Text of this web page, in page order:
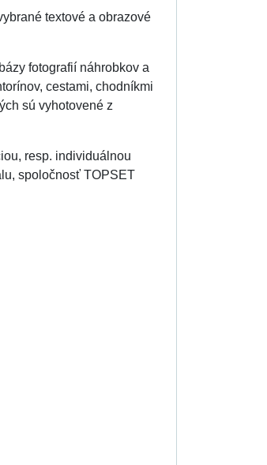
textové a obrazové
fotografií náhrobkov a
cestami, chodníkmi
sú vyhotovené z
resp. individuálnou
spoločnosť TOPSET